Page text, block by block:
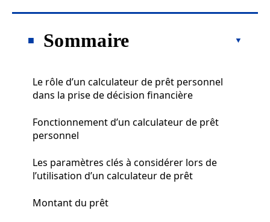
Sommaire
Le rôle d’un calculateur de prêt personnel
dans la prise de décision financière
Fonctionnement d’un calculateur de prêt
personnel
Les paramètres clés à considérer lors de
l’utilisation d’un calculateur de prêt
Montant du prêt